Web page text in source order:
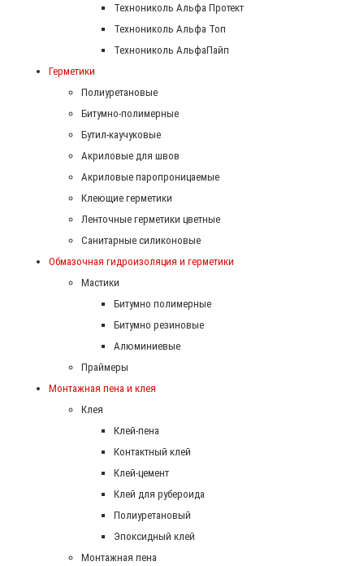
Технониколь Альфа Протект
Технониколь Альфа Топ
Технониколь АльфаПайп
Герметики
Полиуретановые
Битумно-полимерные
Бутил-каучуковые
Акриловые для швов
Акриловые паропроницаемые
Клеющие герметики
Ленточные герметики цветные
Санитарные силиконовые
Обмазочная гидроизоляция и герметики
Мастики
Битумно полимерные
Битумно резиновые
Алюминиевые
Праймеры
Монтажная пена и клея
Клея
Клей-пена
Контактный клей
Клей-цемент
Клей для рубероида
Полиуретановый
Эпоксидный клей
Монтажная пена